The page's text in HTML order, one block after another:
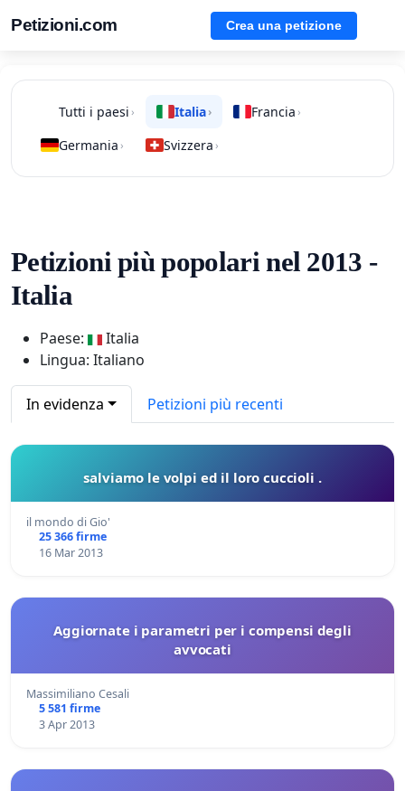
Petizioni.com Crea una petizione
Tutti i paesi › Italia› Francia ›
Germania › Svizzera ›
Petizioni più popolari nel 2013 -
Italia
Paese:
Italia
Lingua: Italiano
In evidenza Petizioni più recenti
salviamo le volpi ed il loro cuccioli .
il mondo di Gio'
25 366 firme
16 Mar 2013
Aggiornate i parametri per i compensi degli
avvocati
Massimiliano Cesali
5 581 firme
3 Apr 2013